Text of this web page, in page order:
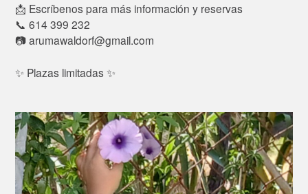
📩 Escríbenos para más información y reservas
📞 614 399 232
📷 arumawaldorf@gmail.com
✨ Plazas limitadas ✨